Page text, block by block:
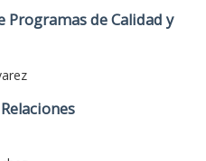
Programas de Calidad y